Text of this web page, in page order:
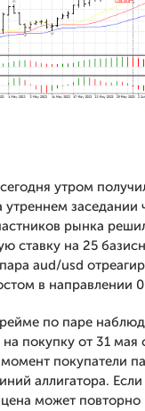
сегодня утром
заседании
рынка
ставку на 25
aud/usd
в направлении
по паре
покупку от 31 мая
покупатели
аллигатора.
может повторно